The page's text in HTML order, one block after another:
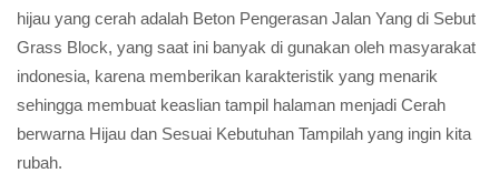
hijau yang cerah adalah Beton Pengerasan Jalan Yang di Sebut
Grass Block, yang saat ini banyak di gunakan oleh masyarakat
indonesia, karena memberikan karakteristik yang menarik
sehingga membuat keaslian tampil halaman menjadi Cerah
berwarna Hijau dan Sesuai Kebutuhan Tampilah yang ingin kita
rubah.